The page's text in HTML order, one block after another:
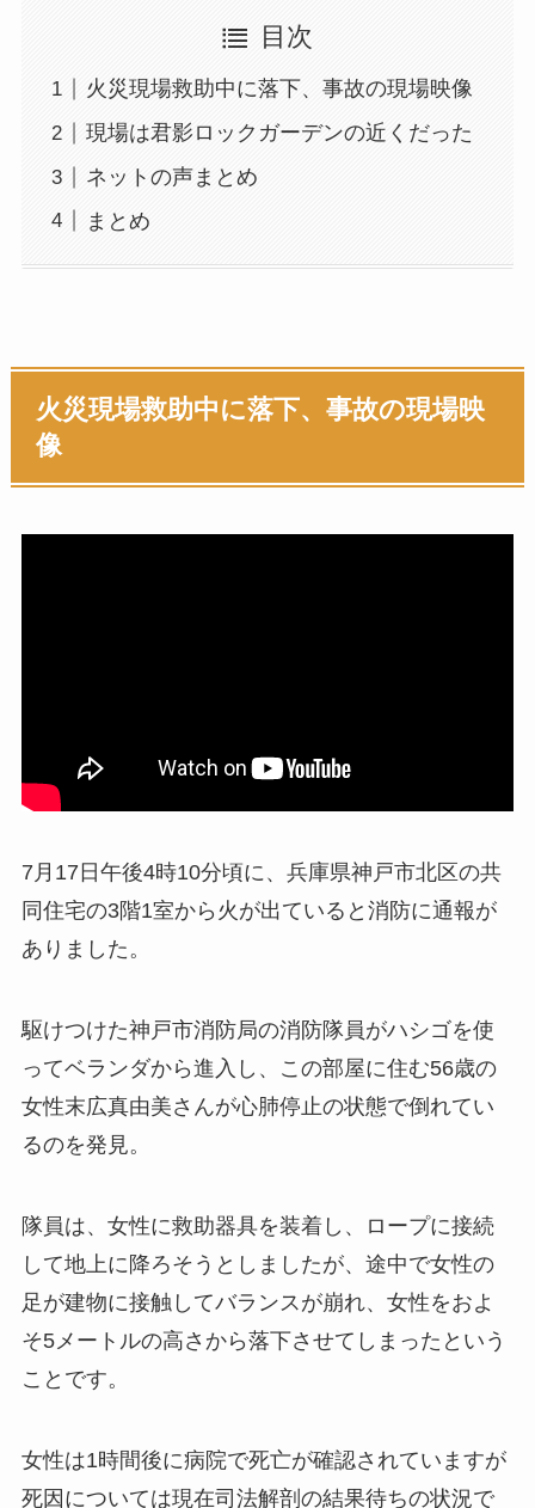
目次
火災現場救助中に落下、事故の現場映像
現場は君影ロックガーデンの近くだった
ネットの声まとめ
まとめ
火災現場救助中に落下、事故の現場映
像
7月17日午後4時10分頃に、兵庫県神戸市北区の共
同住宅の3階1室から火が出ていると消防に通報が
ありました。
駆けつけた神戸市消防局の消防隊員がハシゴを使
ってベランダから進入し、この部屋に住む56歳の
女性末広真由美さんが心肺停止の状態で倒れてい
るのを発見。
隊員は、女性に救助器具を装着し、ロープに接続
して地上に降ろそうとしましたが、途中で女性の
足が建物に接触してバランスが崩れ、女性をおよ
そ5メートルの高さから落下させてしまったという
ことです。
女性は1時間後に病院で死亡が確認されていますが
死因については現在司法解剖の結果待ちの状況で